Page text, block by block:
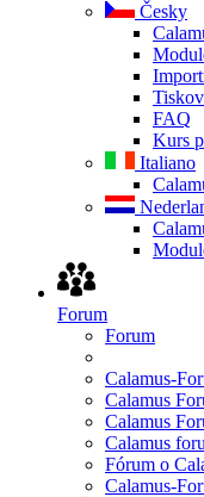
Česky
FAQ
Kurs
Italiano
Forum
Forum
Calamus-
Calamus
Calamus
Calamus
Fórum o
Calamus-